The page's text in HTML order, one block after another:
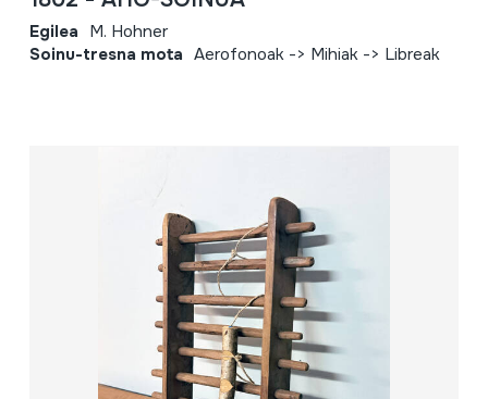
Egilea M. Hohner
Soinu-tresna mota Aerofonoak -> Mihiak -> Libreak